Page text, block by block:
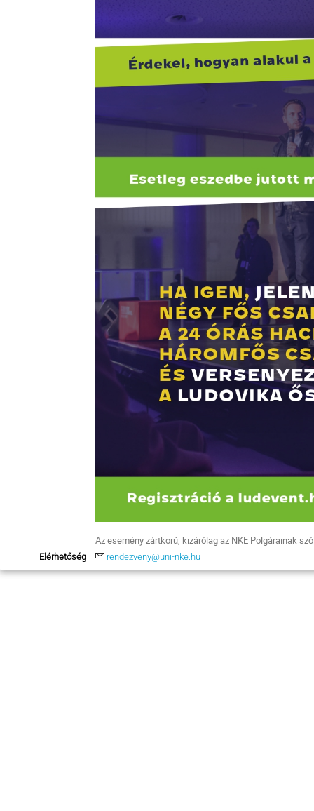
Az esemény zártkörű, kizárólag az NKE Polgárainak
Elérhetőség rendezveny@uni-nke.hu